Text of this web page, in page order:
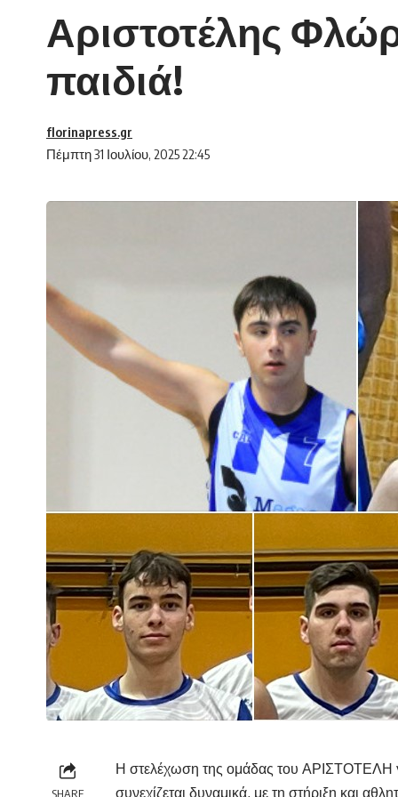
Αριστοτέλης
παιδιά!
Πέμπτη 31 Ιουλίου, 2025 22:45
florinapress.gr
SHARE
Η στελέχωση της ομάδας του ΑΡΙΣΤΟΤΕΛΗ
συνεχίζεται δυναμικά, με τη στήριξη και